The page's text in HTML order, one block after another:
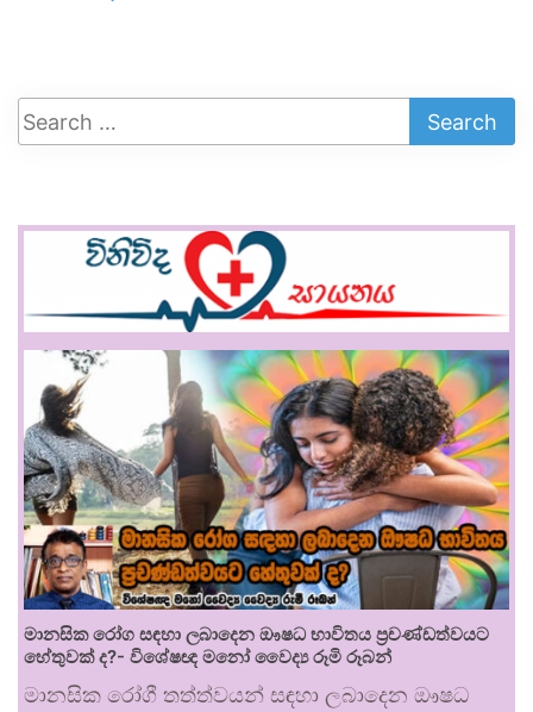
මානසික රෝග සඳහා ලබාදෙන ඖෂධ භාවිතය ප්‍රචණ්ඩත්වයට
හේතුවක් ද?- විශේෂඥ මනෝ වෛද්‍ය රූමි රූබන්
මානසික රෝගී තත්ත්වයන් සඳහා ලබාදෙන ඖෂධ